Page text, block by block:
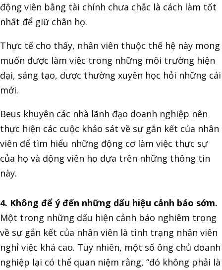
động viên bằng tài chính chưa chắc là cách làm tốt
nhất để giữ chân họ.
Thực tế cho thấy, nhân viên thuộc thế hệ này mong
muốn được làm việc trong những môi trường hiện
đại, sáng tạo, được thường xuyên học hỏi những cái
mới.
Beus khuyên các nhà lãnh đạo doanh nghiệp nên
thực hiện các cuộc khảo sát về sự gắn kết của nhân
viên để tìm hiểu những động cơ làm việc thực sự
của họ và động viên họ dựa trên những thông tin
này.
4. Không để ý đến những dấu hiệu cảnh báo sớm.
Một trong những dấu hiện cảnh báo nghiêm trọng
về sự gắn kết của nhân viên là tình trạng nhân viên
nghỉ việc khá cao. Tuy nhiên, một số ông chủ doanh
nghiệp lại có thể quan niệm rằng, “đó không phải là